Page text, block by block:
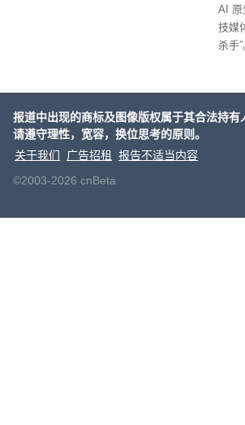
AI 原
技媒
杀手
报道中出现的商标及图像版权属于其合法持
请遵守理性，宽容，换位思考的原则。
关于我们
广告招租
报告不适当内容
©2003-2026 cnBeta